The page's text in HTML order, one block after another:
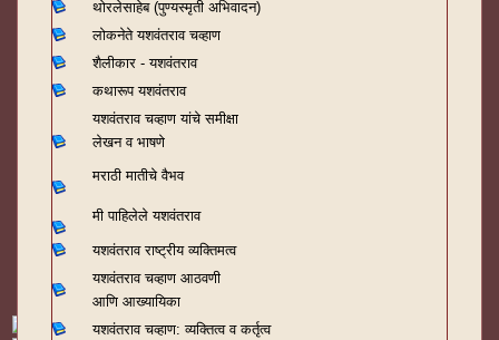
थोरलेसाहेब (पुण्यस्मृती अभिवादन)
लोकनेते यशवंतराव चव्हाण
शैलीकार - यशवंतराव
कथारूप यशवंतराव
यशवंतराव चव्हाण यांचे समीक्षा
लेखन व भाषणे
मराठी मातीचे वैभव
मी पाहिलेले यशवंतराव
यशवंतराव राष्ट्रीय व्यक्तिमत्व
यशवंतराव चव्हाण आठवणी
आणि आख्यायिका
यशवंतराव चव्हाण: व्यक्तित्व व कर्तृत्व